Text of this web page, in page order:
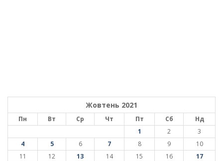
Жовтень 2021
Пн Вт Ср Чт Пт Сб
Нд
1
2
3
4
5 6 7 8 9
10
11
12 13 14 15 16
17